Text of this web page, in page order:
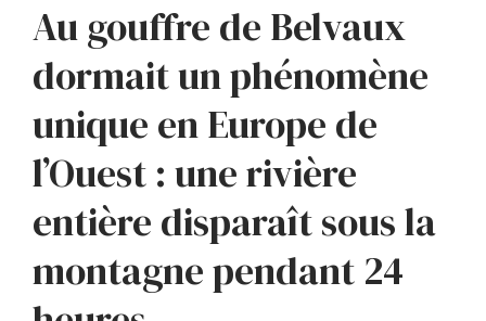
Au gouffre de Belvaux
dormait un phénomène
unique en Europe de
l’Ouest : une rivière
entière disparaît sous la
montagne pendant 24